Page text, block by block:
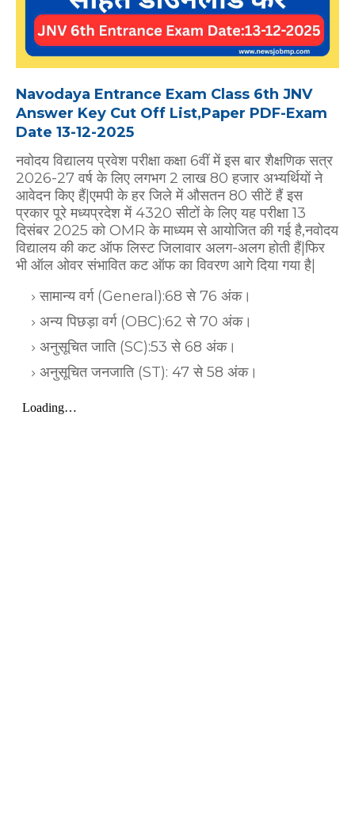
Navodaya Entrance Exam Class 6th JNV
Answer Key Cut Off List,Paper PDF-Exam
Date 13-12-2025
नवोदय विद्यालय प्रवेश परीक्षा कक्षा 6वीं में इस बार शैक्षणिक सत्र
2026-27 वर्ष के लिए लगभग 2 लाख 80 हजार अभ्यर्थियों ने
आवेदन किए हैं|एमपी के हर जिले में औसतन 80 सीटें हैं इस
प्रकार पूरे मध्यप्रदेश में 4320 सीटों के लिए यह परीक्षा 13
दिसंबर 2025 को OMR के माध्यम से आयोजित की गई है,नवोदय
विद्यालय की कट ऑफ लिस्ट जिलावार अलग-अलग होती हैं|फिर
भी ऑल ओवर संभावित कट ऑफ का विवरण आगे दिया गया है|
सामान्य वर्ग (General):68 से 76 अंक।
अन्य पिछड़ा वर्ग (OBC):62 से 70 अंक।
अनुसूचित जाति (SC):53 से 68 अंक।
अनुसूचित जनजाति (ST): 47 से 58 अंक।